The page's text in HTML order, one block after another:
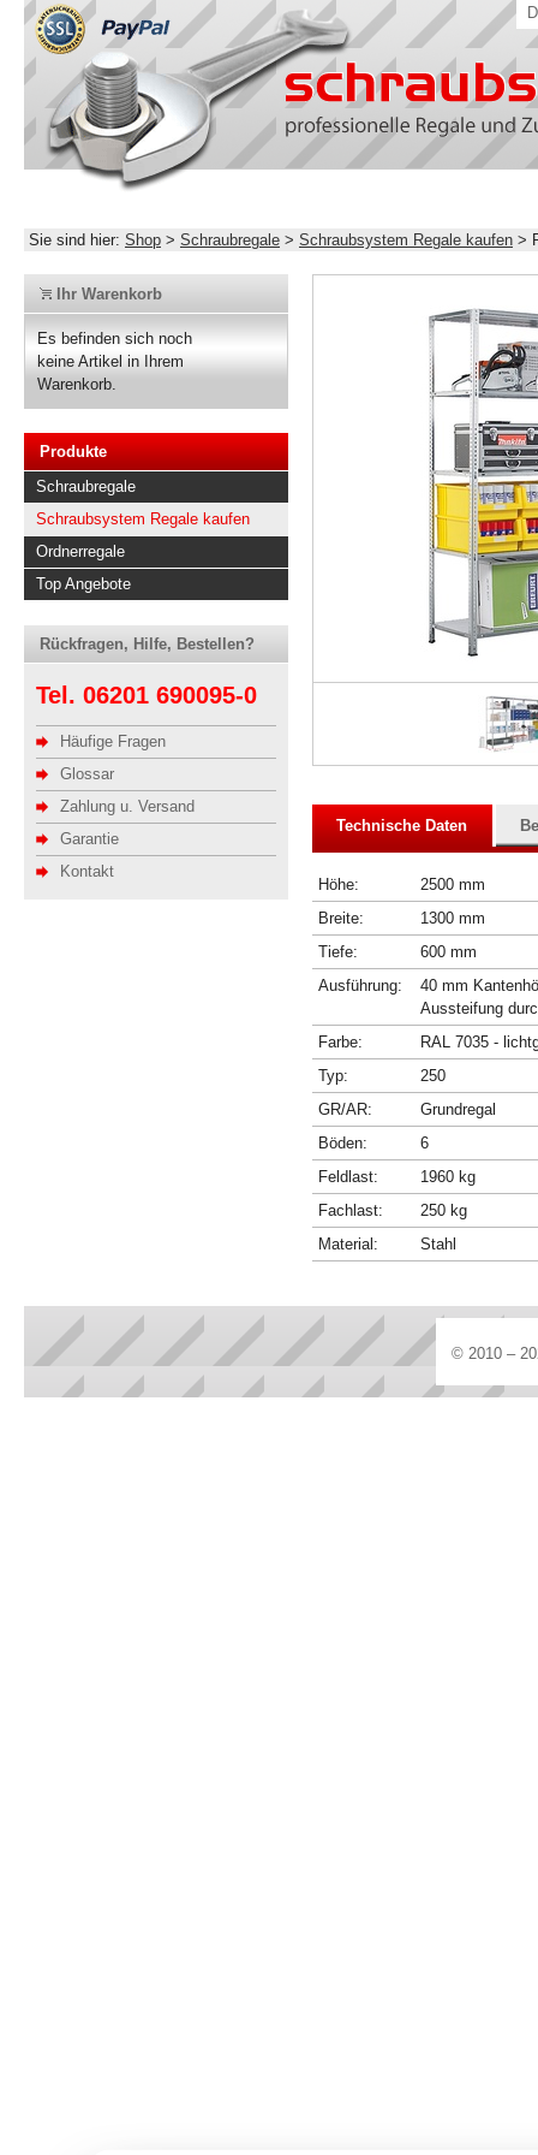
Sie sind hier: Shop > Schraubregale > Schraubsystem Regale kaufen >
Ihr Warenkorb
Es befinden sich noch
keine Artikel in Ihrem
Warenkorb.
Produkte
Schraubregale
Schraubsystem Regale kaufen
Ordnerregale
Top Angebote
Rückfragen, Hilfe, Bestellen?
Tel. 06201 690095-0
Häufige Fragen
Glossar
Zahlung u. Versand
Garantie
Kontakt
Technische Daten
Höhe:
2500 mm
Breite:
1300 mm
Tiefe:
600 mm
Ausführung:
40 mm
Aussteifung
Farbe:
RAL 7035 -
Typ:
250
GR/AR:
Grundregal
Böden:
6
Feldlast:
1960 kg
Fachlast:
250 kg
Material:
Stahl
© 2010 –